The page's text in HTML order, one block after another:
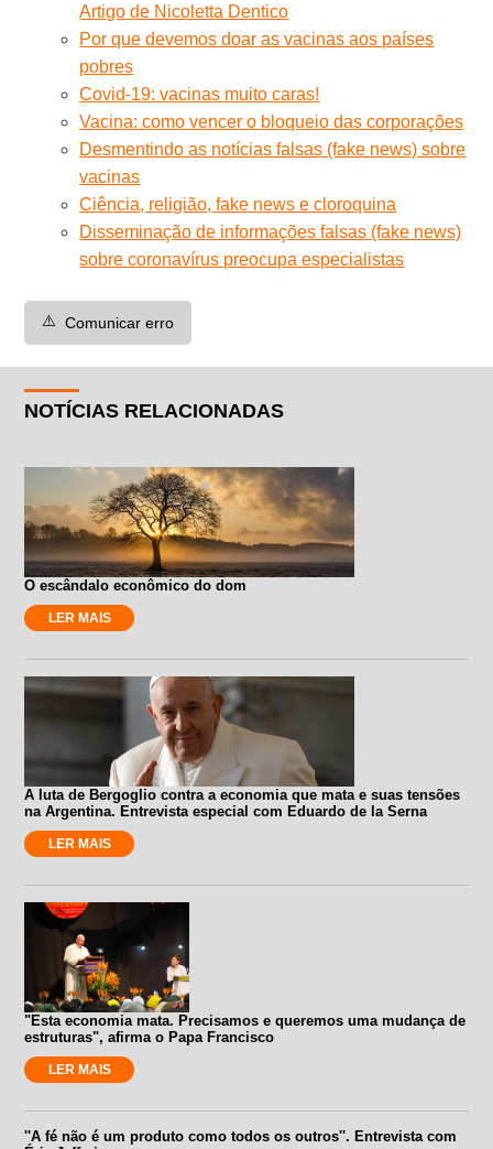
Artigo de Nicoletta Dentico
Por que devemos doar as vacinas aos países
pobres
Covid-19: vacinas muito caras!
Vacina: como vencer o bloqueio das corporações
Desmentindo as notícias falsas (fake news) sobre
vacinas
Ciência, religião, fake news e cloroquina
Disseminação de informações falsas (fake news)
sobre coronavírus preocupa especialistas
⚠️ Comunicar erro
NOTÍCIAS RELACIONADAS
O escândalo econômico do dom
LER MAIS
A luta de Bergoglio contra a economia que mata e suas tensões
na Argentina. Entrevista especial com Eduardo de la Serna
LER MAIS
"Esta economia mata. Precisamos e queremos uma mudança de
estruturas", afirma o Papa Francisco
LER MAIS
''A fé não é um produto como todos os outros''. Entrevista com